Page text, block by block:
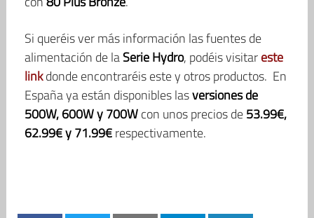
Si queréis ver más información las fuentes de
alimentación de laSerie Hydro, podéis visitareste
linkdonde encontraréis este y otros productos. En
España ya están disponibles lasversiones de
500W, 600W y 700Wcon unos precios de53.99€,
62.99€ y 71.99€respectivamente.